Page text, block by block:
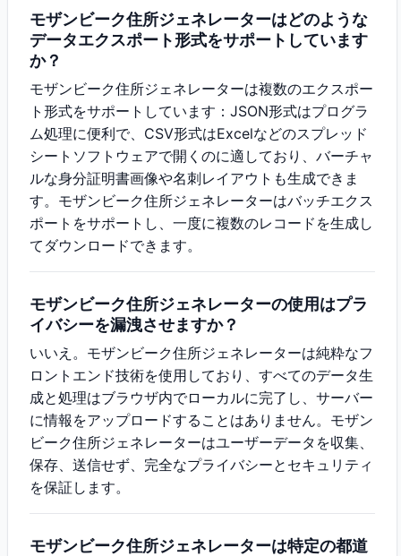
モザンビーク住所ジェネレーターはどのような
データエクスポート形式をサポートしています
か？
モザンビーク住所ジェネレーターは複数のエクスポー
ト形式をサポートしています：JSON形式はプログラ
ム処理に便利で、CSV形式はExcelなどのスプレッド
シートソフトウェアで開くのに適しており、バーチャ
ルな身分証明書画像や名刺レイアウトも生成できま
す。モザンビーク住所ジェネレーターはバッチエクス
ポートをサポートし、一度に複数のレコードを生成し
てダウンロードできます。
モザンビーク住所ジェネレーターの使用はプラ
イバシーを漏洩させますか？
いいえ。モザンビーク住所ジェネレーターは純粋なフ
ロントエンド技術を使用しており、すべてのデータ生
成と処理はブラウザ内でローカルに完了し、サーバー
に情報をアップロードすることはありません。モザン
ビーク住所ジェネレーターはユーザーデータを収集、
保存、送信せず、完全なプライバシーとセキュリティ
を保証します。
モザンビーク住所ジェネレーターは特定の都道